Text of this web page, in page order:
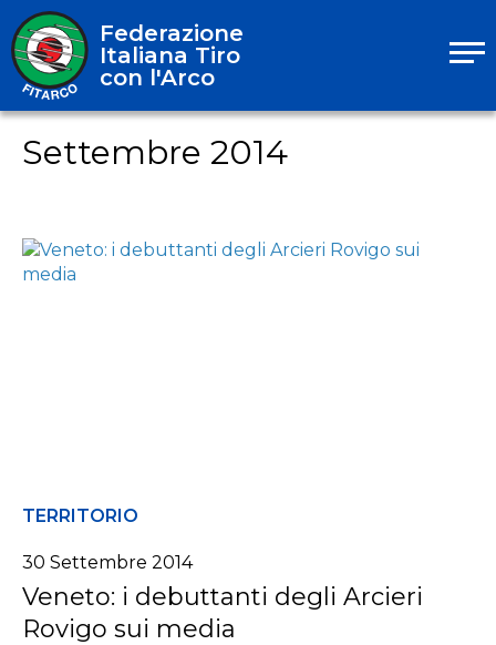
Federazione
Italiana Tiro
con l'Arco
Settembre 2014
TERRITORIO
30 Settembre 2014
Veneto: i debuttanti degli Arcieri
Rovigo sui media